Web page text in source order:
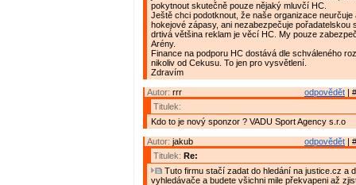
pokytnout skutečně pouze nějaký mluvčí HC.
Ještě chci podotknout, že naše organizace neurčuje
hokejové zápasy, ani nezabezpečuje pořadatelskou
drtivá většina reklam je věcí HC. My pouze
Arény.
Finance na podporu HC dostává dle schváleného
nikoliv od Cekusu. To jen pro vysvětlení.
Zdravím
odpovědět |
Autor: rrr
Titulek:
Kdo to je nový sponzor ? VADU Sport Agency s.r.o
odpovědět |
Autor: jakub
Titulek: Re:
Tuto firmu stačí zadat do hledání na justice.cz a
vyhledávače a budete všichni mile překvapeni až